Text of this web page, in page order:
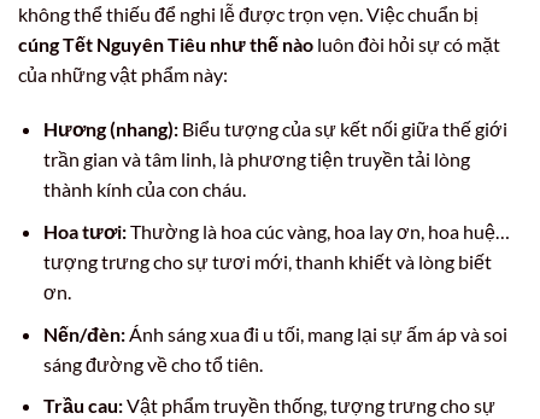
không thể thiếu để nghi lễ được trọn vẹn. Việc chuẩn bị
cúng Tết Nguyên Tiêu như thế nào luôn đòi hỏi sự có mặt
của những vật phẩm này:
Hương (nhang):Biểu tượng của sự kết nối giữa thế giới
trần gian và tâm linh, là phương tiện truyền tải lòng
thành kính của con cháu.
Hoa tươi:Thường là hoa cúc vàng, hoa lay ơn, hoa huệ…
tượng trưng cho sự tươi mới, thanh khiết và lòng biết
ơn.
Nến/đèn:Ánh sáng xua đi u tối, mang lại sự ấm áp và soi
sáng đường về cho tổ tiên.
Trầu cau:Vật phẩm truyền thống, tượng trưng cho sự